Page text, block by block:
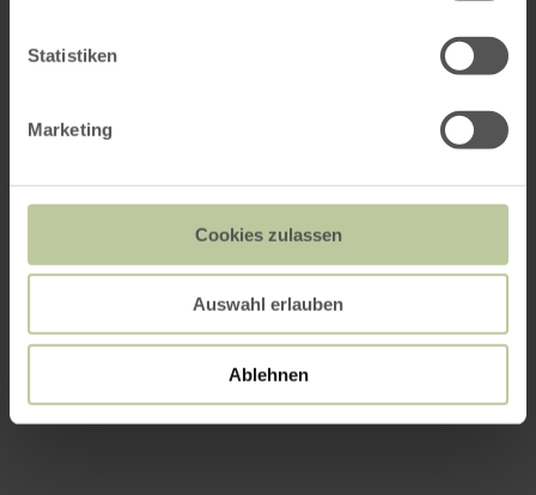
Statistiken
Marketing
Cookies zulassen
Auswahl erlauben
Ablehnen